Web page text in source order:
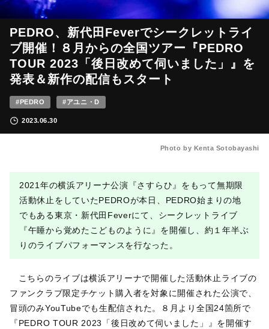
PEDRO、新代田Feverでシークレットライ
ブ開催！８月からの全国ツアー『PEDRO
TOUR 2023「後日改めて伺いました」』を
発表＆新作の配信もスタート
#PEDRO #アユニ・D
2023.06.30
Photo by Kenta Sotobayashi
2021年の横浜アリーナ公演『さすらひ』をもって無期限
活動休止をしていたPEDROが本日、PEDRO始まりの地
でもある東京・新代田Feverにて、シークレットライブ
『午睡から覚めたこどものように』を開催し、約１年半ぶ
りのライブパフォーマンスを行なった。
こちらのライブは横浜アリーナで開催した活動休止ライブの
ファンクラブ限定チケット購入者を対象に開催された公演で、
冒頭のみYouTubeでも生配信された。８月より全国24箇所で
『PEDRO TOUR 2023「後日改めて伺いました」』を開催す